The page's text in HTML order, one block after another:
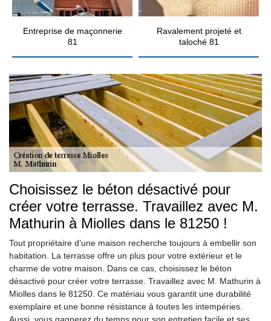
Entreprise de maçonnerie
81
Ravalement projeté et
taloché 81
Choisissez le béton désactivé pour
créer votre terrasse. Travaillez avec M.
Mathurin à Miolles dans le 81250 !
Tout propriétaire d’une maison recherche toujours à embellir son
habitation. La terrasse offre un plus pour votre extérieur et le
charme de votre maison. Dans ce cas, choisissez le béton
désactivé pour créer votre terrasse. Travaillez avec M. Mathurin à
Miolles dans le 81250. Ce matériau vous garantit une durabilité
exemplaire et une bonne résistance à toutes les intempéries.